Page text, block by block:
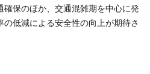
保のほか、交通混雑期を中心に発
低減による安全性の向上が期待さ